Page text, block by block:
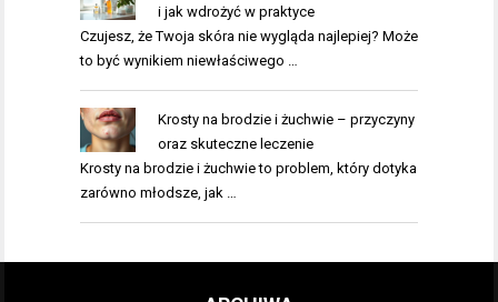
i jak wdrożyć w praktyce
Czujesz, że Twoja skóra nie wygląda najlepiej? Może
to być wynikiem niewłaściwego …
Krosty na brodzie i żuchwie – przyczyny
oraz skuteczne leczenie
Krosty na brodzie i żuchwie to problem, który dotyka
zarówno młodsze, jak …